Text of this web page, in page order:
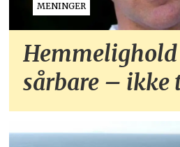
MENINGER
Hemmelighold
sårbare – ikke